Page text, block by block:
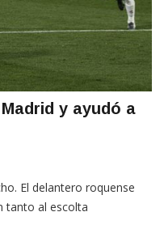
y ayudó a
El delantero roquense
tanto al escolta